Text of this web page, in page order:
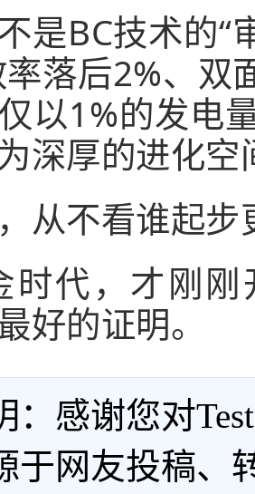
是BC技术的“
落后2%、双
以1%的发
深厚的进化空
从不看谁起
时代，才刚
好的证明。
：感谢您对
于网友投稿、